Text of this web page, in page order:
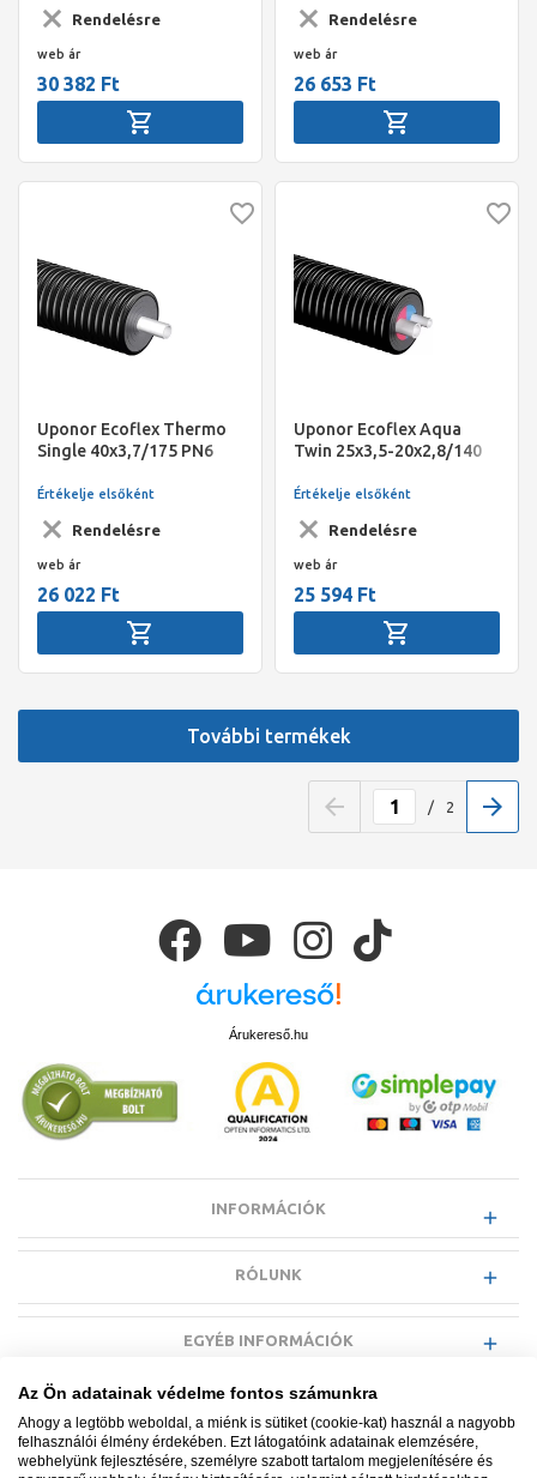
Rendelésre
web ár
30 382 Ft
Rendelésre
web ár
26 653 Ft
Uponor Ecoflex Thermo
Single 40x3,7/175 PN6
Rendelésre
Értékelje elsőként
web ár
26 022 Ft
Uponor Ecoflex Aqua
Twin 25x3,5-20x2,8/140
Rendelésre
Értékelje elsőként
web ár
25 594 Ft
További termékek
/ 2
Árukereső.hu
INFORMÁCIÓK
RÓLUNK
EGYÉB INFORMÁCIÓK
Az Ön adatainak védelme fontos számunkra
Ahogy a legtöbb weboldal, a miénk is sütiket (cookie-kat) használ a nagyobb
felhasználói élmény érdekében. Ezt látogatóink adatainak elemzésére,
webhelyünk fejlesztésére, személyre szabott tartalom megjelenítésére és